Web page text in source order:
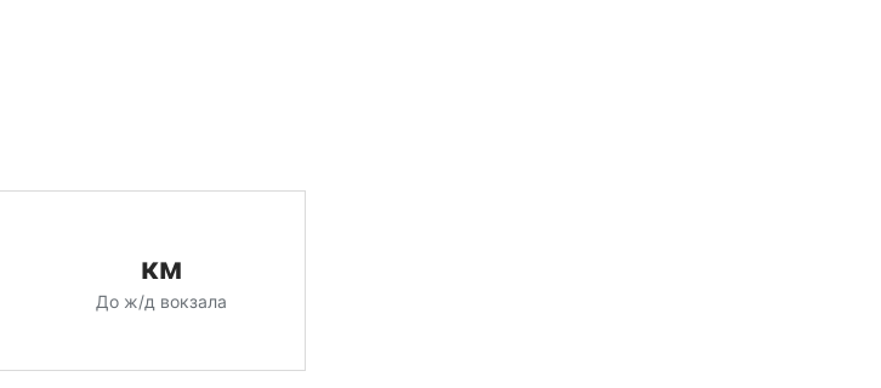
км
До ж/д вокзала